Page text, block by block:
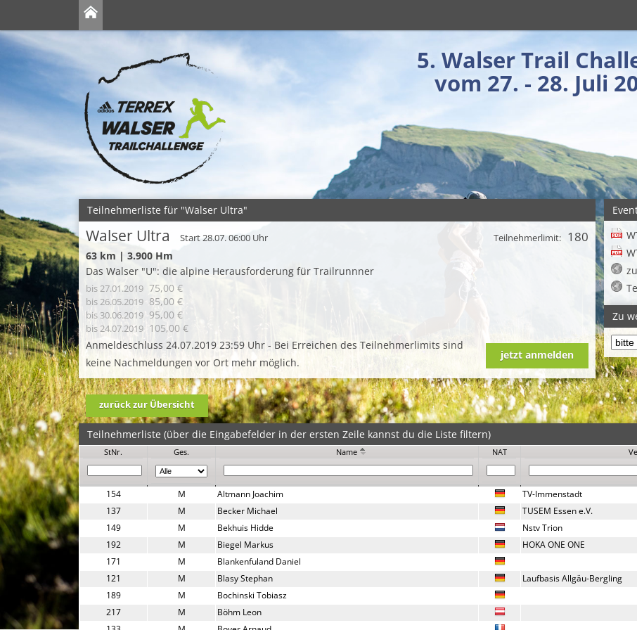
5. Walser Trail
vom 27. - 28. Juli
Teilnehmerliste für "Walser Ultra"
Walser Ultra Start 28.07. 06:00 Uhr
63 km | 3.900 Hm
Das Walser "U": die alpine Herausforderung für Trailrunnner
bis 27.01.2019 75,00 €
bis 26.05.2019 85,00 €
bis 30.06.2019 95,00 €
bis 24.07.2019 105,00 €
Anmeldeschluss 24.07.2019 23:59 Uhr - Bei Erreichen des Teilnehmerlimits sind
keine Nachmeldungen vor Ort mehr möglich.
Teilnehmerlimit: 180
jetzt anmelden
zurück zur Übersicht
Zu
Teilnehmerliste (über die Eingabefelder in der ersten Zeile kannst du die Liste filtern)
StNr. Ges. Name NAT
154 M Altmann Joachim TV-Immenstadt
137
M Becker Michael TUSEM Essen e.V.
149
M Bekhuis Hidde Nstv Trion
192
M Biegel Markus HOKA ONE ONE
171
M Blankenfuland Daniel
121
M Blasy Stephan Laufbasis Allgäu-Bergling
189
M Bochinski Tobiasz
217
M Böhm Leon